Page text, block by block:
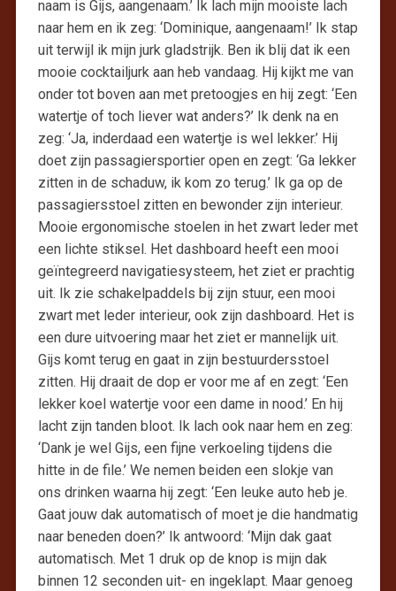
naam is Gijs, aangenaam.’ Ik lach mijn mooiste lach
naar hem en ik zeg: ‘Dominique, aangenaam!’ Ik stap
uit terwijl ik mijn jurk gladstrijk. Ben ik blij dat ik een
mooie cocktailjurk aan heb vandaag. Hij kijkt me van
onder tot boven aan met pretoogjes en hij zegt: ‘Een
watertje of toch liever wat anders?’ Ik denk na en
zeg: ‘Ja, inderdaad een watertje is wel lekker.’ Hij
doet zijn passagiersportier open en zegt: ‘Ga lekker
zitten in de schaduw, ik kom zo terug.’ Ik ga op de
passagiersstoel zitten en bewonder zijn interieur.
Mooie ergonomische stoelen in het zwart leder met
een lichte stiksel. Het dashboard heeft een mooi
geïntegreerd navigatiesysteem, het ziet er prachtig
uit. Ik zie schakelpaddels bij zijn stuur, een mooi
zwart met leder interieur, ook zijn dashboard. Het is
een dure uitvoering maar het ziet er mannelijk uit.
Gijs komt terug en gaat in zijn bestuurdersstoel
zitten. Hij draait de dop er voor me af en zegt: ‘Een
lekker koel watertje voor een dame in nood.’ En hij
lacht zijn tanden bloot. Ik lach ook naar hem en zeg:
‘Dank je wel Gijs, een fijne verkoeling tijdens die
hitte in de file.’ We nemen beiden een slokje van
ons drinken waarna hij zegt: ‘Een leuke auto heb je.
Gaat jouw dak automatisch of moet je die handmatig
naar beneden doen?’ Ik antwoord: ‘Mijn dak gaat
automatisch. Met 1 druk op de knop is mijn dak
binnen 12 seconden uit- en ingeklapt. Maar genoeg